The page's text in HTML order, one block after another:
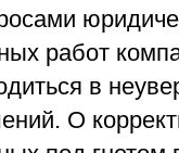
работ
в
О